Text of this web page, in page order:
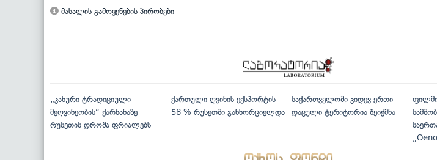
მასალის გამოყენების პირობები
„კახური ტრადიციული
მეღვინეობის“ ქარხანაზე
რუსეთის დროშა ფრიალებს
ქართული ღვინის ექსპორტის
58 % რუსეთში განხორციელდა
საქართველოში კიდევ ერთი
დაცული ტერიტორია შეიქმნა